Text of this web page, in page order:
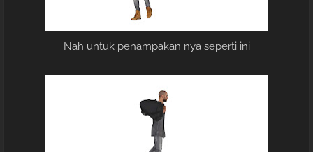
Nah untuk penampakan nya seperti ini